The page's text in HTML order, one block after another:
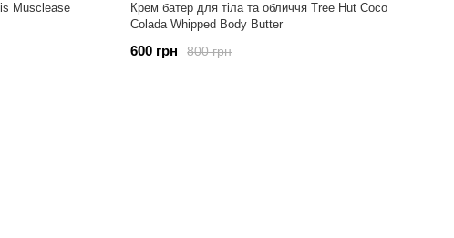
Musclease
Крем батер для тіла та обличчя Tree Hut Coco
Colada Whipped Body Butter
800 грн
600 грн